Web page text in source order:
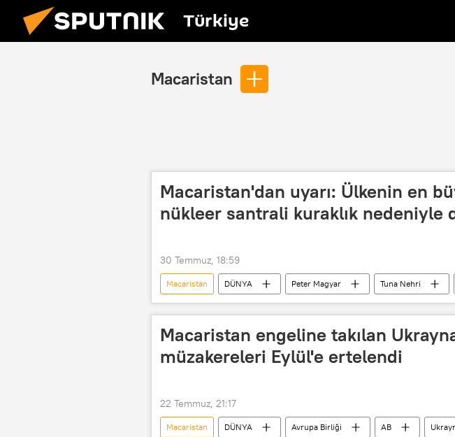
Türkiye
Macaristan
Macaristan'dan uyarı: Ülkenin en
nükleer santrali kuraklık nedeniyle
30 Temmuz, 18:59
Macaristan DÜNYA Peter Magyar Tuna Nehri
Nükleer santral
Macaristan engeline takılan
müzakereleri Eylül'e ertelendi
22 Temmuz, 21:17
Macaristan DÜNYA Avrupa Birliği AB